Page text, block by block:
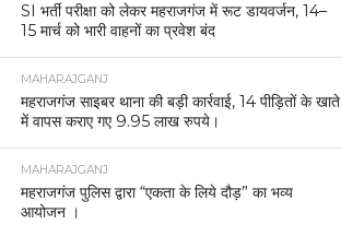
SI भर्ती परीक्षा को लेकर महराजगंज में रूट डायवर्जन, 14–
15 मार्च को भारी वाहनों का प्रवेश बंद
MAHARAJGANJ
महराजगंज साइबर थाना की बड़ी कार्रवाई, 14 पीड़ितों के खाते
में वापस कराए गए 9.95 लाख रुपये।
MAHARAJGANJ
महराजगंज पुलिस द्वारा “एकता के लिये दौड़” का भव्य
आयोजन ।